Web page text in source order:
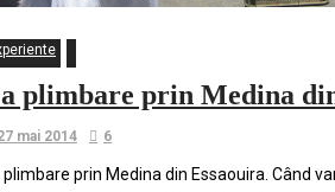
plimbare prin Medina
mai 2014 6
plimbare prin Medina din Essaouira. Când